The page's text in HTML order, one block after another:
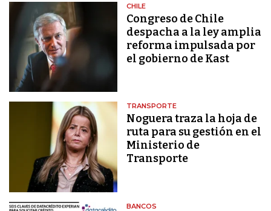
CHILE
Congreso de Chile
despacha a la ley amplia
reforma impulsada por
el gobierno de Kast
TRANSPORTE
Noguera traza la hoja de
ruta para su gestión en el
Ministerio de
Transporte
BANCOS